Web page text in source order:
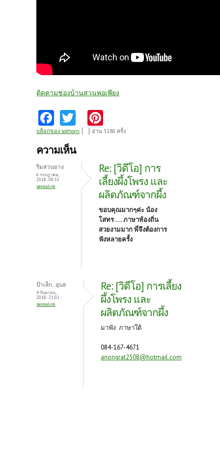
ติดตามช่องบ้านสวนพอเพียง
Fa
ce
b
o
o
k
w
itt
er
nt
es
t
บล็อกของ sothorn อ่าน 3180 ครั้ง
ความเห็น
ริมสวนยาง
6 กรกฎาคม,
2018 - 08:53
permalink
Re: [วิดีโอ] การ
เลี้ยงผึ้งโพรง และ
ผลิตภัณฑ์จากผึ้ง
ขอบคุณมากๆค่ะ น้อง
โสทร ..... ภาษาท้องถิ่น
สวยงามมาก พี่จึงต้องการ
ฟังหลายครั้ง
ป้าเล็ก..อุบล
4 กันยายน,
2018 - 21:02
permalink
Re: [วิดีโอ] การเลี้ยง
ผึ้งโพรง และ
ผลิตภัณฑ์จากผึ้ง
มาฟัง ภาษาใต้
084-167-4671
anongrat2508@hotmail.com